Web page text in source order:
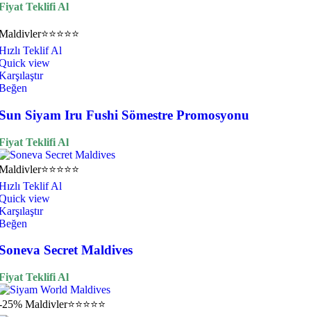
Teklifi Al
⭐⭐⭐⭐⭐
Teklif Al
view
Siyam Iru Fushi Sömestre Promosyonu
Teklifi Al
⭐⭐⭐⭐⭐
Teklif Al
view
Secret Maldives
Teklifi Al
25% Maldivler⭐⭐⭐⭐⭐